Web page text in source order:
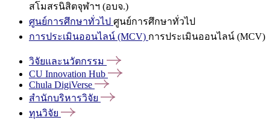
สโมสรนิสิตจุฬาฯ (อบจ.)
ศูนย์การศึกษาทั่วไป ศูนย์การศึกษาทั่วไป
การประเมินออนไลน์ (MCV) การประเมินออนไลน์ (MCV)
วิจัยและนวัตกรรม
CU Innovation Hub
Chula DigiVerse
สำนักบริหารวิจัย
ทุนวิจัย